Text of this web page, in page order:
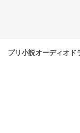
プリ小説オーディオド